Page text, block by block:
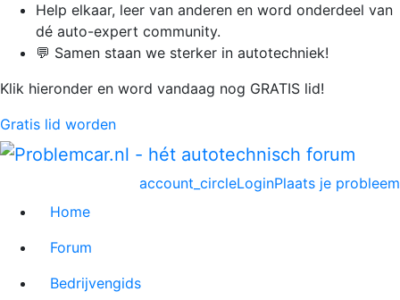
Help elkaar, leer van anderen en word onderdeel van
dé auto-expert community.
💬 Samen staan we sterker in autotechniek!
Klik hieronder en word vandaag nog GRATIS lid!
Gratis lid worden
Plaats je probleem
account_circleLogin
Home
Forum
Bedrijvengids